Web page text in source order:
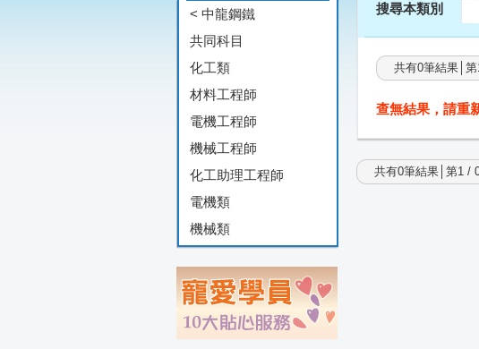
< 中龍鋼鐵
共同科目
化工類
材料工程師
電機工程師
機械工程師
化工助理工程師
電機類
機械類
搜尋本類別
共有0筆結果│
查無結果，請重
共有0筆結果│第1 /